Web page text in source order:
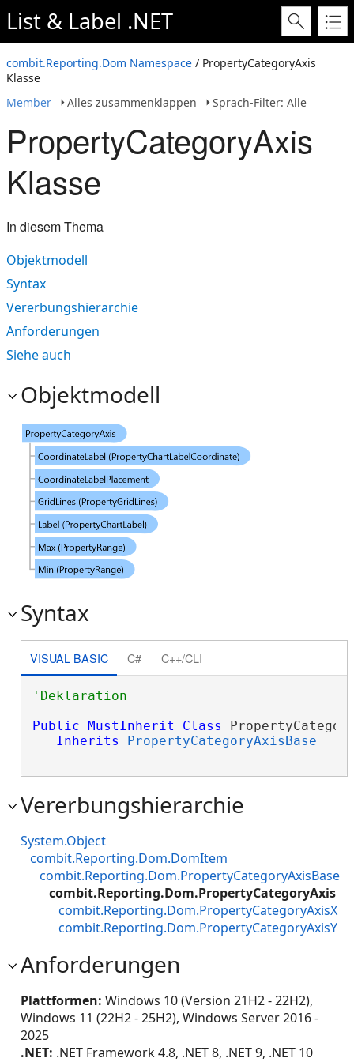
List & Label .NET
combit.Reporting.Dom Namespace / PropertyCategoryAxis
Klasse
Member
Alles zusammenklappen Sprach-Filter: Alle
PropertyCategoryAxis
Klasse
In diesem Thema
Objektmodell
Syntax
Vererbungshierarchie
Anforderungen
Siehe auch
Objektmodell
Syntax
VISUAL BASIC C# C++/CLI
Public MustInherit Class
Inherits
PropertyCategoryAxisBase
Vererbungshierarchie
System.Object
combit.Reporting.Dom.DomItem
combit.Reporting.Dom.PropertyCategoryAxisBase
combit.Reporting.Dom.PropertyCategoryAxis
combit.Reporting.Dom.PropertyCategoryAxisX
combit.Reporting.Dom.PropertyCategoryAxisY
Anforderungen
Plattformen: Windows 10 (Version 21H2 - 22H2),
Windows 11 (22H2 - 25H2), Windows Server 2016 -
2025
.NET: .NET Framework 4.8, .NET 8, .NET 9, .NET 10